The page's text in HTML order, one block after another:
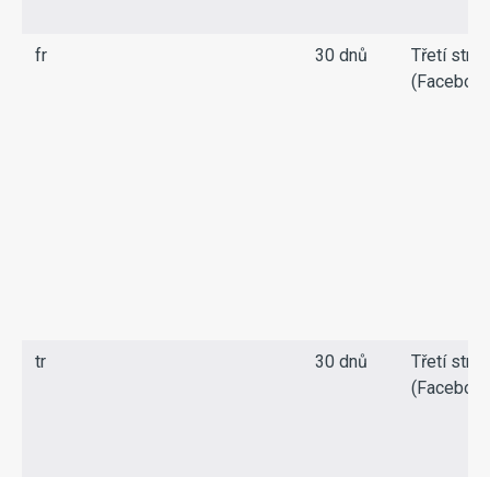
fr 30 dnů
Třetí
tr 30 dnů
Třetí